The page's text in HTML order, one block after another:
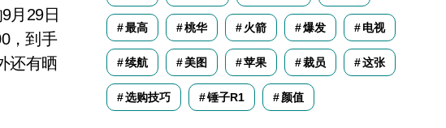
月29日
，到手
还有晒
最高 桃华 火箭 爆发 电视
续航 美图 苹果 裁员 这张
选购技巧 锤子R1 颜值